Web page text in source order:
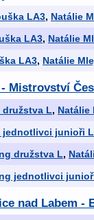
LA3, Natálie
LA3, Natálie
LA3, Natálie
Mistrovství
L, Natálie
jednotlivci junioři L
družstva L,
jednotlivci
nad Labem -